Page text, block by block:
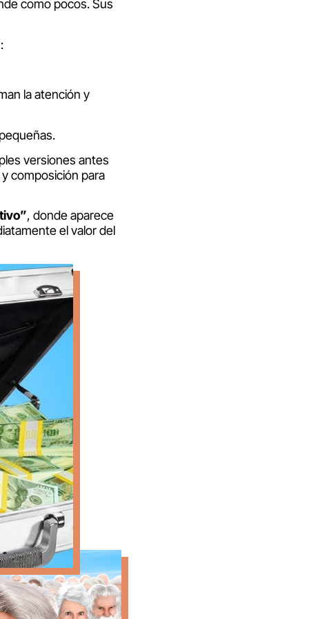
como pocos. Sus
la atención y
versiones antes
composición para
, donde aparece
el valor del